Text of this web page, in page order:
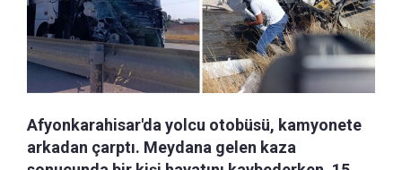
Afyonkarahisar'da yolcu otobüsü, kamyonete
arkadan çarptı. Meydana gelen kaza